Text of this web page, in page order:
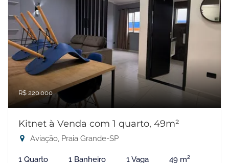
R$ 220.000
Kitnet à Venda com 1 quarto, 49m²
Aviação, Praia Grande-SP
1 Quarto 1 Banheiro 1 Vaga 49 m²